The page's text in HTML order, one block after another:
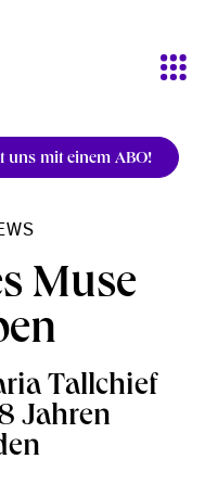
uns mit einem ABO!
Muse
Tallchief
Jahren